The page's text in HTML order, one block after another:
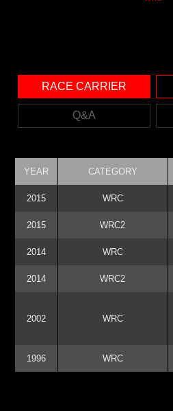
RACE CARRIER
Q&A
YEAR CATEGORY
2015 WRC
2015 WRC2
2014 WRC
2014 WRC2
2002 WRC
1996 WRC